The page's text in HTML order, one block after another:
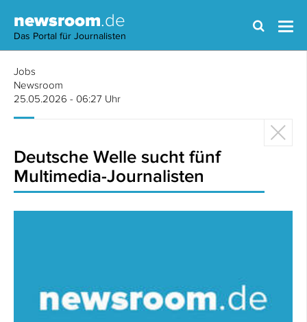
newsroom.de
Das Portal für Journalisten
Jobs
Newsroom
25.05.2026 - 06:27 Uhr
Deutsche Welle sucht fünf
Multimedia-Journalisten